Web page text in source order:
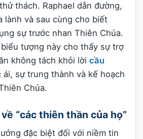
thách. Raphael dẫn đường,
lành và sau cùng cho biết
sự trước nhan Thiên Chúa.
tượng này cho thấy sự trợ
không tách khỏi lời cầu
ái, sự trung thành và kế hoạch
Chúa.
“các thiên thần của họ”
đặc biệt đối với niềm tin